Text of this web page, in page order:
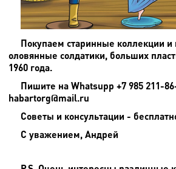
Покупаем старинные коллекции
оловянные солдатики, больших
1960 года.
Пишите на Whatsupp +7 985 211-
habartorg@mail.ru
Советы и консультации -
С уважением, Андрей